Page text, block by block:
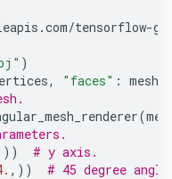
.com/tensorflow-
)
, "faces" : mesh
(
))
# y axis.
,))
# 45 degree